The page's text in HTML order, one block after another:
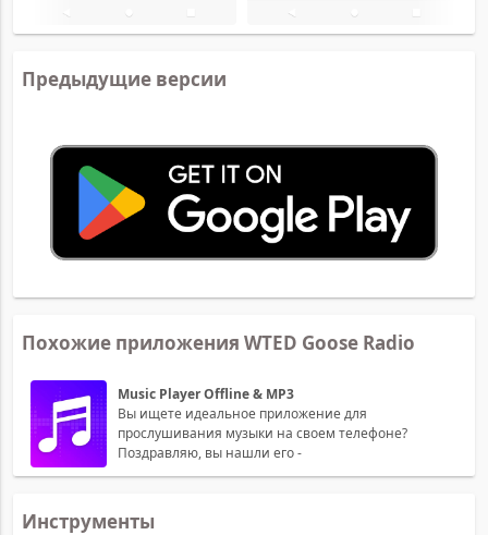
Предыдущие версии
Похожие приложения WTED Goose Radio
Music Player Offline & MP3
Вы ищете идеальное приложение для
прослушивания музыки на своем телефоне?
Поздравляю, вы нашли его -
Инструменты